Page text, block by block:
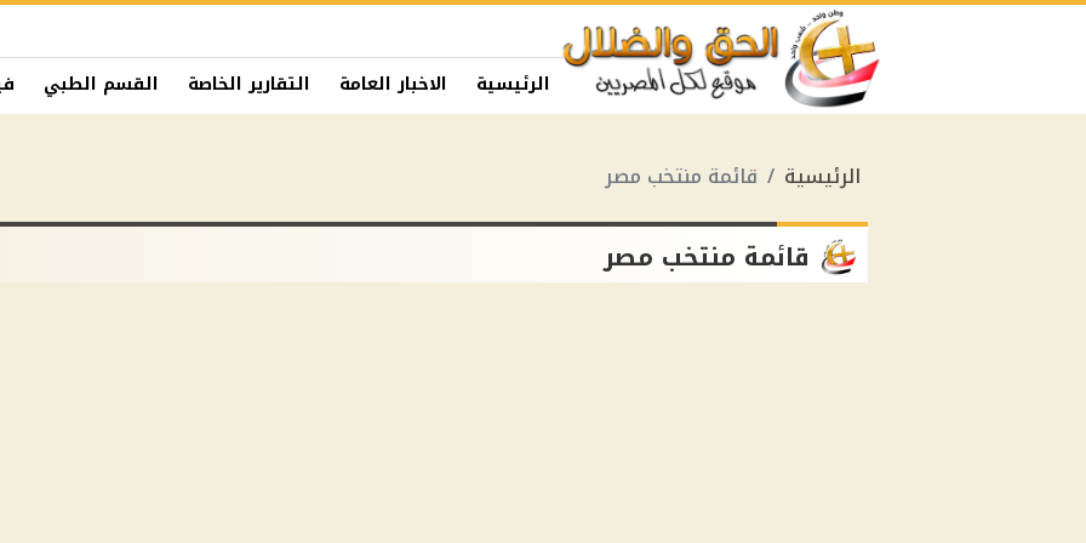
الرئيسية الاخبار العامة التقارير الخاصة القسم الطبي
الرئيسية قائمة منتخب مصر
قائمة منتخب مصر